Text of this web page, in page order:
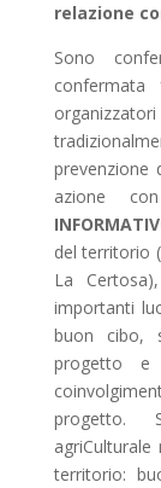
relazione
Sono
prevenzione
azione
del territorio
La
importanti
buon cibo,
progetto e
progetto.
territorio: